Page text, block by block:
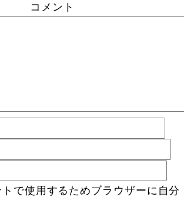
コメント
で使用するためブラウザーに自分